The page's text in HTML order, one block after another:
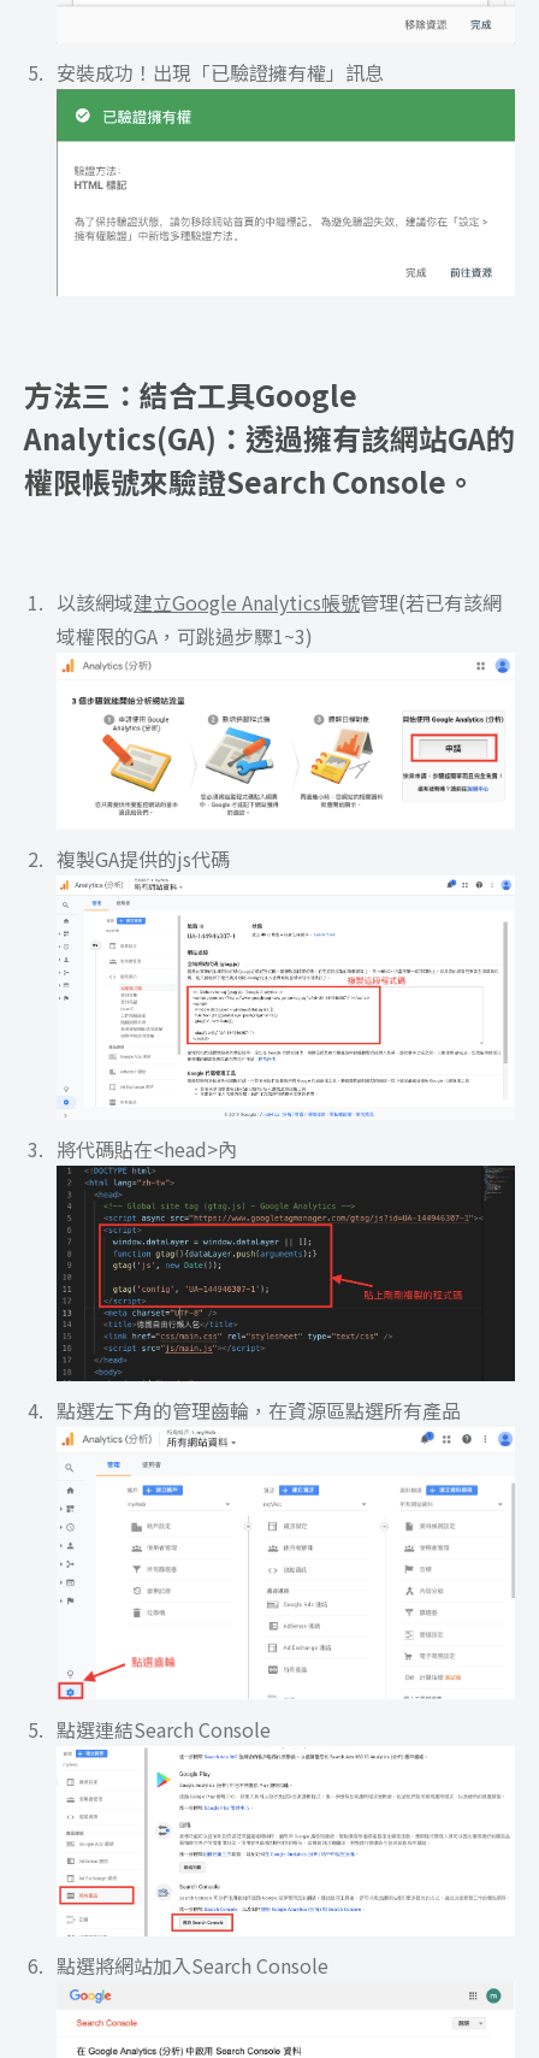
安裝成功！出現「已驗證擁有權」訊息
方法三：結合工具Google
Analytics(GA)：透過擁有該網站GA的
權限帳號來驗證Search Console。
以該網域建立Google Analytics帳號管理(若已有該網
域權限的GA，可跳過步驟1~3)
複製GA提供的js代碼
將代碼貼在<head>內
點選左下角的管理齒輪，在資源區點選所有產品
點選連結Search Console
點選將網站加入Search Console